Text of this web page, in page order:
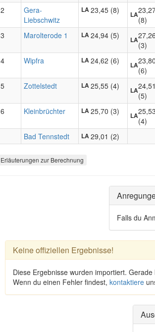
2
Gera-
Liebschwitz
LA23,45 (8) LA
(8)
3
Marolterode 1 LA24,94 (5) LA
(3)
4
Wipfra LA24,62 (6) LA
(6)
5
Zottelstedt LA25,55 (4) LA
(5)
6
Kleinbrüchter LA25,70 (3) LA
(4)
Bad Tennstedt
LA29,01 (2)
Erläuterungen zur Berechnung
Falls du
Keine offiziellen Ergebnisse!
Diese Ergebnisse wurden importiert.
Wenn du einen Fehler findest, kontaktiere